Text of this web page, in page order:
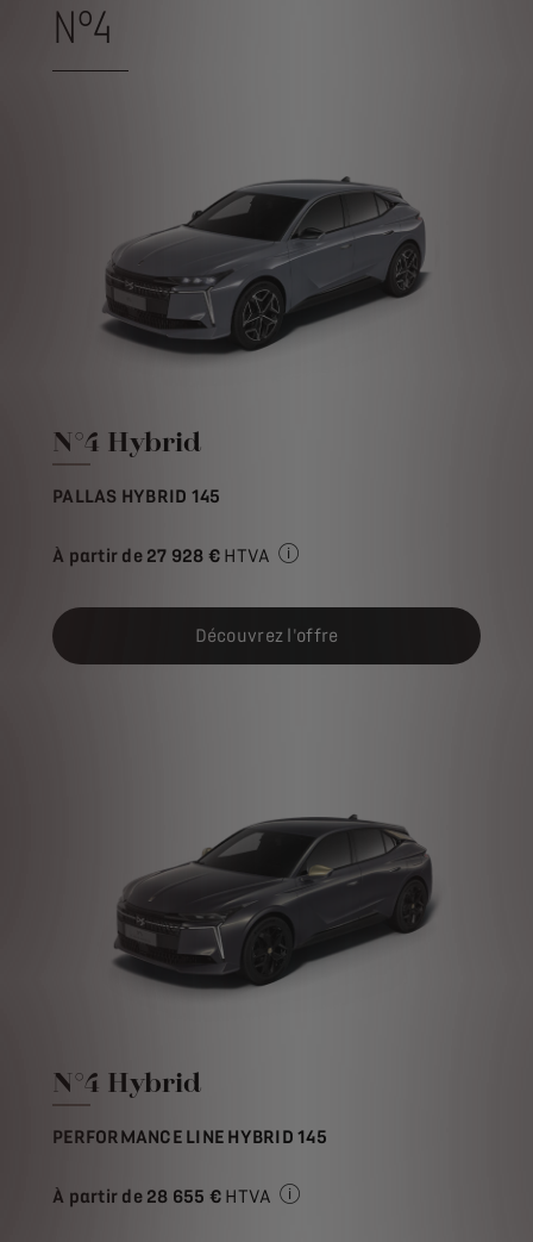
N°4
N°4 Hybrid
PALLAS HYBRID 145
À partir de 27 928 € HTVA
Découvrez l'offre
N°4 Hybrid
PERFORMANCE LINE HYBRID 145
À partir de 28 655 € HTVA